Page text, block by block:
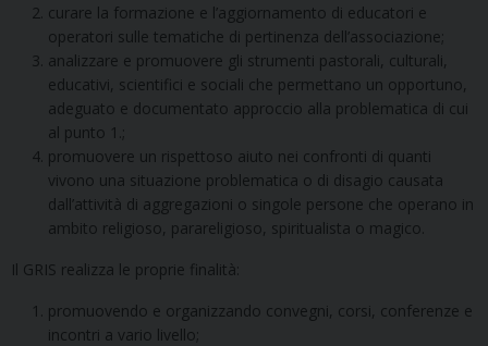
curare la formazione e l’aggiornamento di educatori e
operatori sulle tematiche di pertinenza dell’associazione;
analizzare e promuovere gli strumenti pastorali, culturali,
educativi, scientifici e sociali che permettano un opportuno,
adeguato e documentato approccio alla problematica di cui
al punto 1.;
promuovere un rispettoso aiuto nei confronti di quanti
vivono una situazione problematica o di disagio causata
dall’attività di aggregazioni o singole persone che operano in
ambito religioso, parareligioso, spiritualista o magico.
Il GRIS realizza le proprie finalità:
promuovendo e organizzando convegni, corsi, conferenze e
incontri a vario livello;